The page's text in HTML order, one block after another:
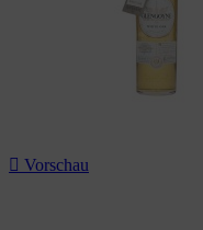
 Vorschau